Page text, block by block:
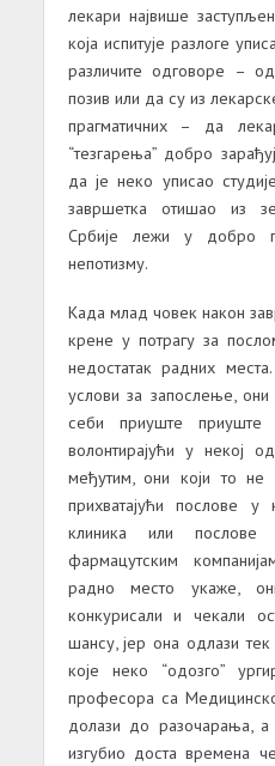
лекари највише
која испитује разлоге
различите одговоре –
позив или да су из
прагматичних – да
“тезгарења” добро
да је неко уписао
завршетка отишао из
Србије лежи у добро
непотизму.
Када млад човек након
крене у потрагу за
недостатак радних
услови за запослење,
себи приуште
волонтирајући у некој
међутим, они који то
прихватајући послове у
клиника или послове
фармацутским
радно место укаже,
конкурисали и чекали
шансу, јер она одлази
које неко “одозго”
професора са
долази до разочарања,
изгубио доста времена